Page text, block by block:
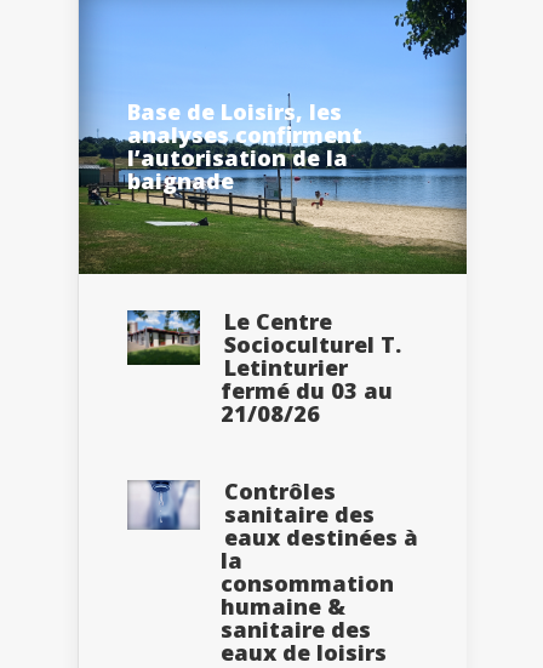
Base de Loisirs, les
analyses confirment
l’autorisation de la
baignade
Le Centre
Socioculturel T.
Letinturier
fermé du 03 au
21/08/26
Contrôles
sanitaire des
eaux destinées à
la
consommation
humaine &
sanitaire des
eaux de loisirs